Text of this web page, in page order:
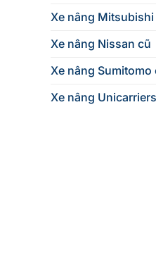
Xe nâng Mitsubishi
Xe nâng Nissan cũ
Xe nâng Sumitomo
Xe nâng